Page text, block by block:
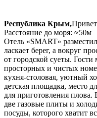
Республика Крым,
Расстояние до моря: ≈50м
Отель «SMART»
ласкает берег, а вокруг
от городской суеты.
просторных и чистых
кухня-столовая, уютный
детская площадка, место
для приготовления плова.
две газовые плиты и
посуды, которого хватит